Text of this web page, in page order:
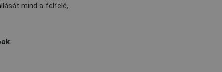
mind a felfelé,